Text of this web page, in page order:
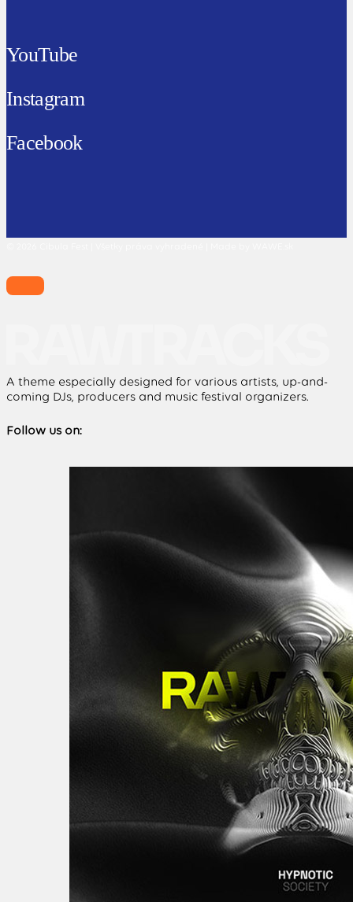
YouTube
Instagram
Facebook
A theme especially designed for various artists, up-and-
coming DJs, producers and music festival organizers.
Follow us on: